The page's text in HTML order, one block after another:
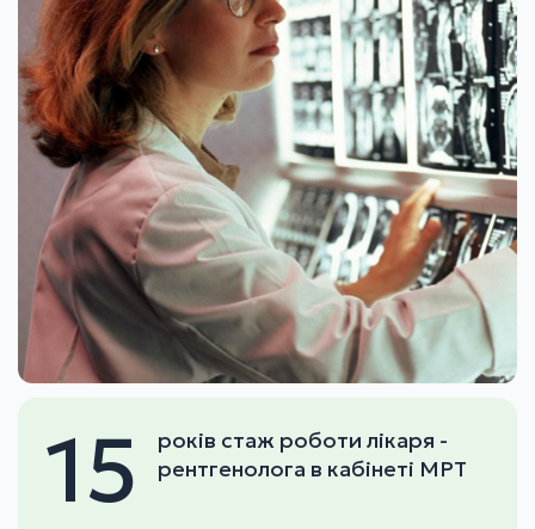
15
років стаж роботи лікаря -
рентгенолога в кабінеті МРТ